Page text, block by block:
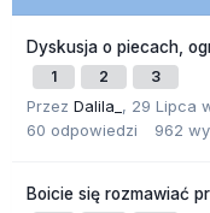
Dyskusja o piecach,
1 2 3
Przez Dalila_ , 29 Lipca
60 odpowiedzi 962
Boicie się rozmawiać